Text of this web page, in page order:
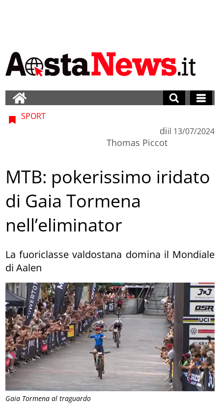
Gaia Tormena al traguardo
SPORT
di
Thomas Piccot
il 13/07/2024
MTB: pokerissimo iridato
di Gaia Tormena
nell’eliminator
La fuoriclasse valdostana domina il Mondiale
di Aalen